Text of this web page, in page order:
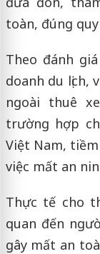
toàn, đúng quy
Theo đánh
doanh du lịch,
ngoài thuê
trường hợp
Việt Nam,
việc mất an
Thực tế cho
quan đến
gây mất an